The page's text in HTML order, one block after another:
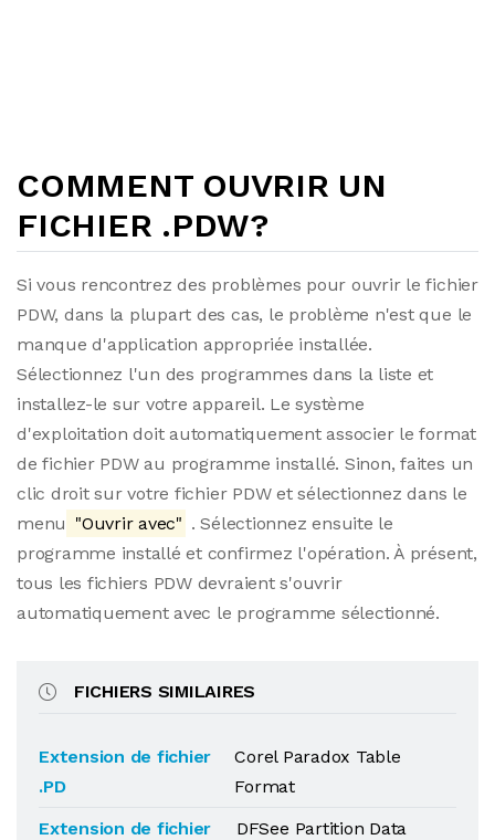
COMMENT OUVRIR UN
FICHIER .PDW?
Si vous rencontrez des problèmes pour ouvrir le fichier
PDW, dans la plupart des cas, le problème n'est que le
manque d'application appropriée installée.
Sélectionnez l'un des programmes dans la liste et
installez-le sur votre appareil. Le système
d'exploitation doit automatiquement associer le format
de fichier PDW au programme installé. Sinon, faites un
clic droit sur votre fichier PDW et sélectionnez dans le
menu "Ouvrir avec" . Sélectionnez ensuite le
programme installé et confirmez l'opération. À présent,
tous les fichiers PDW devraient s'ouvrir
automatiquement avec le programme sélectionné.
FICHIERS SIMILAIRES
Extension de fichier
.PD
Corel Paradox Table
Format
Extension de fichier
DFSee Partition Data